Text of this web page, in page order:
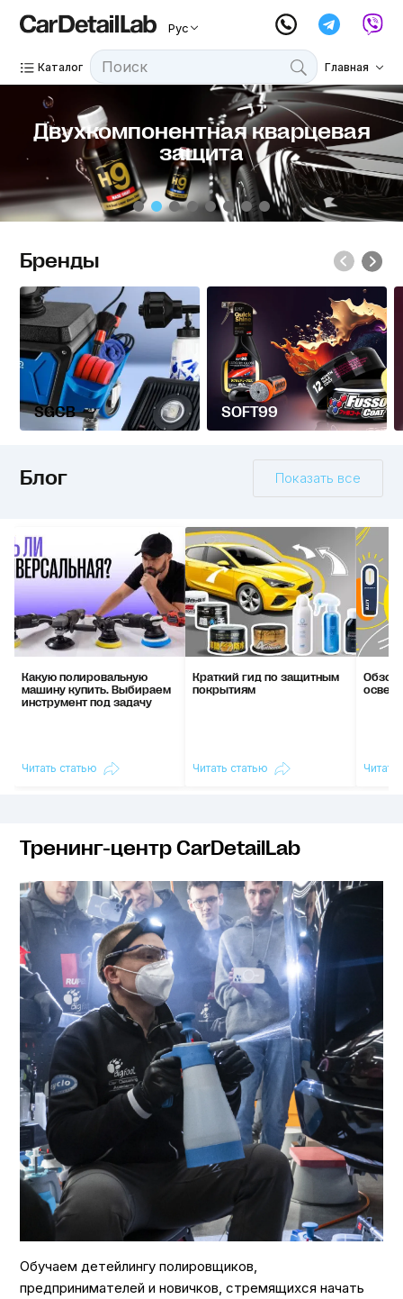
Рус
Каталог Главная
Двухкомпонентнаякварцевая
защита
Бренды
SGCB SOFT99
Блог Показать все
Какую полировальную
машину купить. Выбираем
инструмент под задачу
Читать статью
Краткий гид по защитным
покрытиям
Читать статью
Обзор
Читать
Обучаем детейлингу полировщиков,
предпринимателей и новичков, стремящихся начать
Тренинг-центр CarDetailLab